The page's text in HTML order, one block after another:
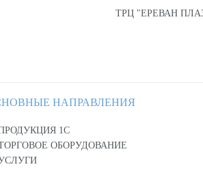
ТРЦ "ЕРЕВАН
НАПРАВЛЕНИЯ
1С
ОБОРУДОВАНИЕ